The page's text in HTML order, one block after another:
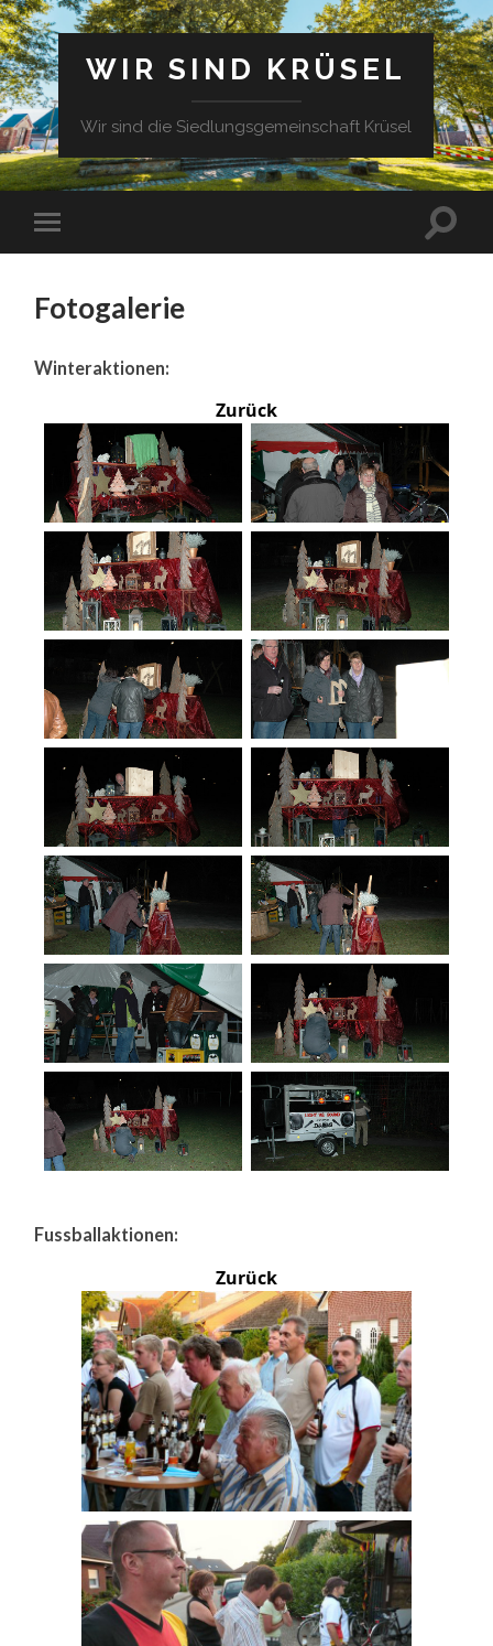
WIR SIND KRÜSEL
Wir sind die Siedlungsgemeinschaft Krüsel
Fotogalerie
Winteraktionen:
Zurück
Fussballaktionen:
Zurück